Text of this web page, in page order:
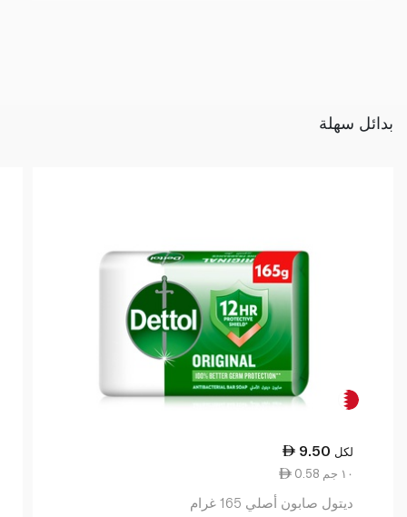
بدائل سهلة
9.50 لكل
0.58 ١٠ جم
ديتول صابون أصلي 165 غرام